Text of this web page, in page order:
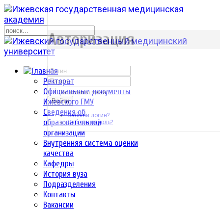
Ректорат
Официальные документы
Ижевского ГМУ
Сведения об
образовательной
организации
Внутренняя система оценки
качества
Кафедры
История вуза
Подразделения
Контакты
Вакансии
р
Авторизация
Запомнить меня
Войти
Забыли логин?
Забыли пароль?